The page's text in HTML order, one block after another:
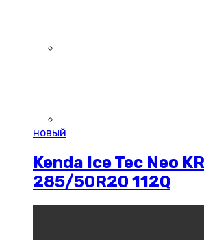
новый
Kenda Ice Tec Neo
285/50R20 112Q